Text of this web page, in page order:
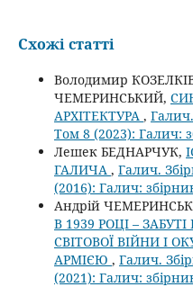
Схожі статті
Володимир
ЧЕМЕРИНСЬКИЙ,
АРХІТЕКТУРА ,
Том 8 (2023): Галич:
Лешек БЕДНАРЧУК,
ГАЛИЧА , Галич.
(2016): Галич:
Андрій
В 1939 РОЦІ –
СВІТОВОЇ ВІЙНИ І
АРМІЄЮ , Галич.
(2021): Галич: